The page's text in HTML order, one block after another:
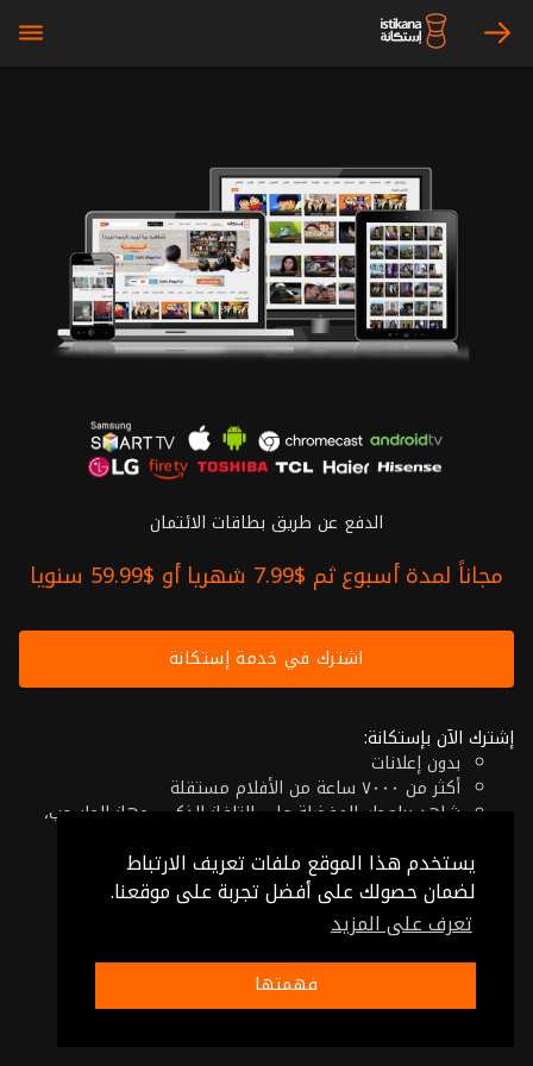
يستخدم هذا الموقع ملفات تعريف الارتباط
لضمان حصولك على أفضل تجربة على موقعنا.
تعرف على المزيد
فهمتها
arrow_right
bars
الدفع عن طريق بطاقات الائتمان
مجاناً لمدة أسبوع ثم $7.99 شهريا أو $59.99 سنويا
اشترك في خدمة إستكانة
إشترك الآن بإستكانة:
بدون إعلانات
أكثر من ٧٠٠٠ ساعة من الأفلام مستقلة
شاهد برامجك المفضلة على التلفاز الذكي، جهاز الحاسوب،
إلغاء في أي وقت
فقط $7.99 شهريا أو $59.99 سنويا
شروط الإستخدام-